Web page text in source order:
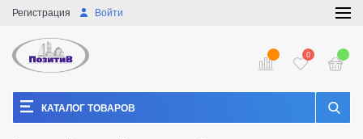
Войти
Регистрация
0
КАТАЛОГ ТОВАРОВ